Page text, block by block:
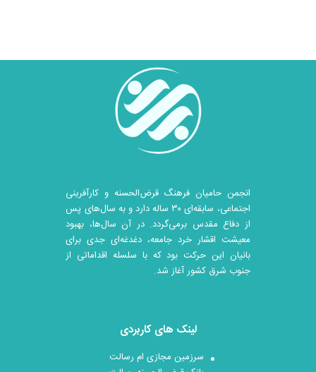
انجمن حامیان فرهنگ قرض‌الحسنه و کارآفرینی
اجتماعی، سابقه‌ای ۳۰ ساله دارد و به سال‌های پس
از دفاع مقدس برمی‌گردد. در آن سال‎‌ها، بهبود
معیشت اقشار خرد جامعه، دغدغه‌ای جدی برای
بانیان این حرکت بود که با سلسله اقداماتی از
جنوب شرق کشور آغاز شد.
لینک های کاربردی
سرزمین مجازی ام رسالت